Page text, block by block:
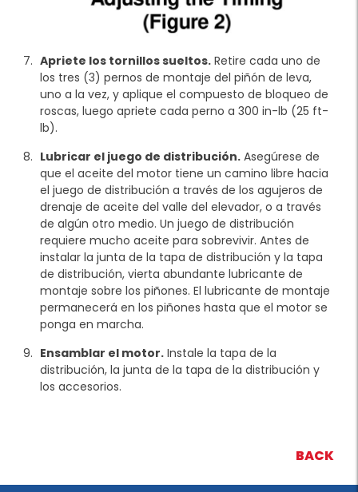
Apriete los tornillos sueltos. Retire cada uno de
los tres (3) pernos de montaje del piñón de leva,
uno a la vez, y aplique el compuesto de bloqueo de
roscas, luego apriete cada perno a 300 in-lb (25 ft-
lb).
Lubricar el juego de distribución. Asegúrese de
que el aceite del motor tiene un camino libre hacia
el juego de distribución a través de los agujeros de
drenaje de aceite del valle del elevador, o a través
de algún otro medio. Un juego de distribución
requiere mucho aceite para sobrevivir. Antes de
instalar la junta de la tapa de distribución y la tapa
de distribución, vierta abundante lubricante de
montaje sobre los piñones. El lubricante de montaje
permanecerá en los piñones hasta que el motor se
ponga en marcha.
Ensamblar el motor. Instale la tapa de la
distribución, la junta de la tapa de la distribución y
los accesorios.
BACK